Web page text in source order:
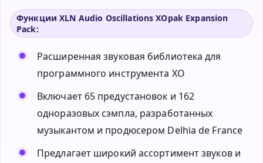
Функции XLN Audio Oscillations XOpak Expansion
Pack:
Расширенная звуковая библиотека для
программного инструмента XO
Включает 65 предустановок и 162
одноразовых сэмпла, разработанных
музыкантом и продюсером Delhia de France
Предлагает широкий ассортимент звуков и